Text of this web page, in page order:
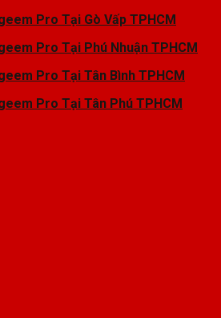
Pro Tại Gò Vấp TPHCM
Pro Tại Phú Nhuận TPHCM
Pro Tại Tân Bình TPHCM
Pro Tại Tân Phú TPHCM